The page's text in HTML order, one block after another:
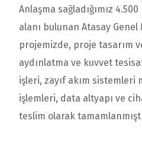
Anlaşma sağladığımız 4.500
alanı bulunanAtasay Genel
projemizde, proje tasarım
aydınlatma ve kuvvet
işleri, zayıf akım sistemleri
işlemleri, data altyapı ve
teslim olarak